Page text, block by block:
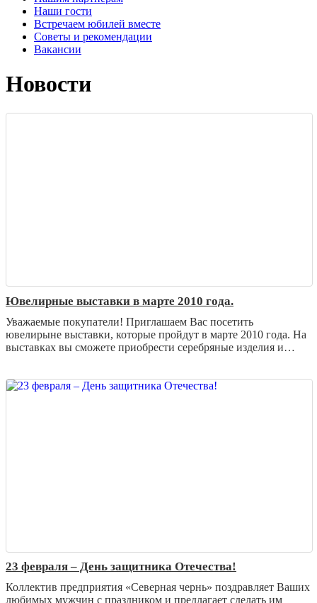
Наши гости
Встречаем юбилей вместе
Советы и рекомендации
Вакансии
Новости
Ювелирные выставки в марте 2010 года.
Уважаемые покупатели! Приглашаем Вас посетить
ювелирыне выставки, которые пройдут в марте 2010 года. На
выставках вы сможете приобрести серебряные изделия и
23 февраля – День защитника Отечества!
Коллектив предприятия «Северная чернь» поздравляет Ваших
любимых мужчин с праздником и предлагает сделать им